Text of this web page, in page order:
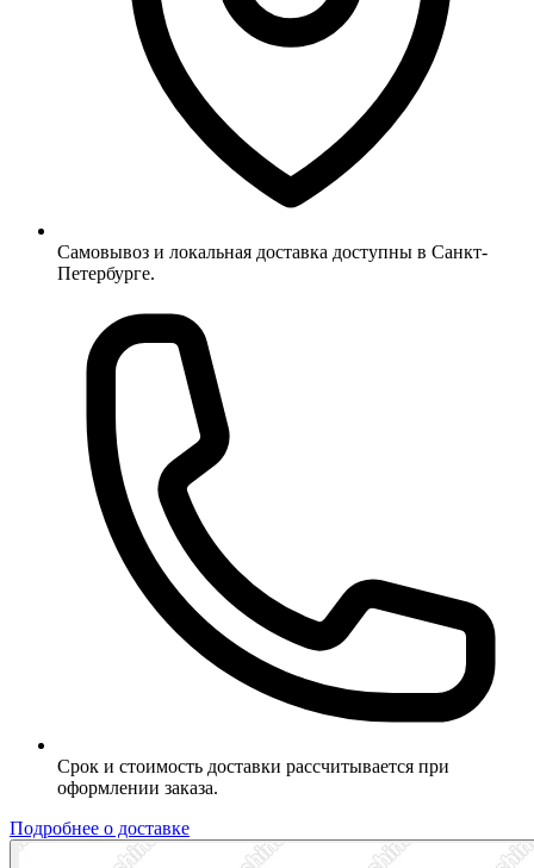
Самовывоз и локальная доставка доступны в Санкт-
Петербурге.
Срок и стоимость доставки рассчитывается при
оформлении заказа.
Подробнее о доставке